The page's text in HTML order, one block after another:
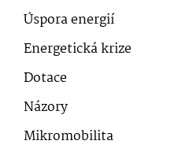
Úspora energií
Energetická krize
Dotace
Názory
Mikromobilita